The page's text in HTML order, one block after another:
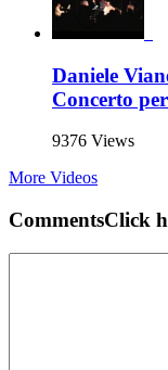
Daniele
Concerto
9376 Views
More Videos
CommentsClick